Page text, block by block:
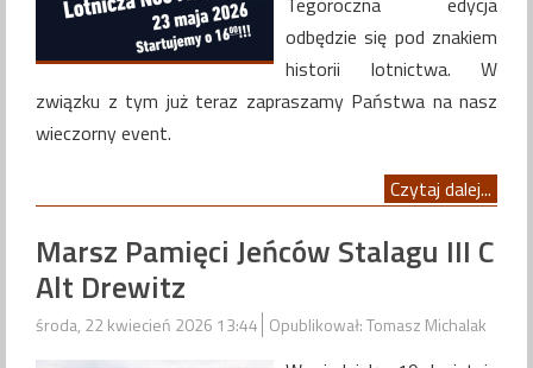
odbędzie się pod znakiem
historii lotnictwa. W
związku z tym już teraz zapraszamy Państwa na nasz
wieczorny event.
Czytaj dalej...
Marsz Pamięci Jeńców Stalagu III C
Alt Drewitz
środa, 22 kwiecień 2026 13:44 Opublikował: Tomasz Michalak